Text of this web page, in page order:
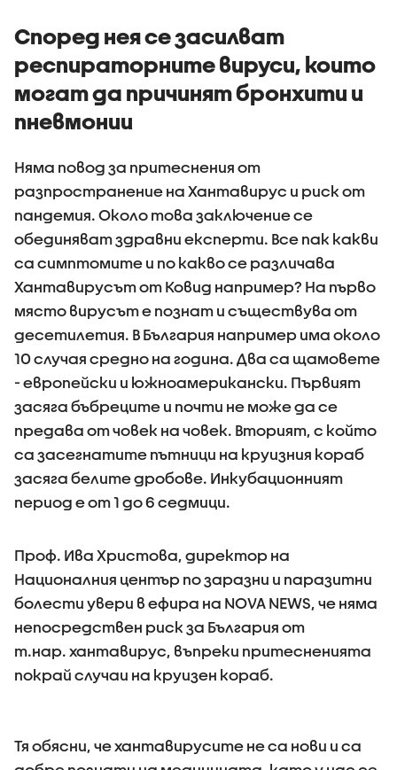
Според нея се засилват
респираторните вируси, които
могат да причинят бронхити и
пневмонии
Няма повод за притеснения от
разпространение на Хантавирус и риск от
пандемия. Около това заключение се
обединяват здравни експерти. Все пак какви
са симптомите и по какво се различава
Хантавирусът от Ковид например? На първо
място вирусът е познат и съществува от
десетилетия. В България например има около
10 случая средно на година. Два са щамовете
- европейски и южноамерикански. Първият
засяга бъбреците и почти не може да се
предава от човек на човек. Вторият, с който
са засегнатите пътници на круизния кораб
засяга белите дробове. Инкубационният
период е от 1 до 6 седмици.
Проф. Ива Христова, директор на
Националния център по заразни и паразитни
болести увери в ефира на NOVA NEWS, че няма
непосредствен риск за България от
т.нар. хантавирус, въпреки притесненията
покрай случаи на круизен кораб.
Тя обясни, че хантавирусите не са нови и са